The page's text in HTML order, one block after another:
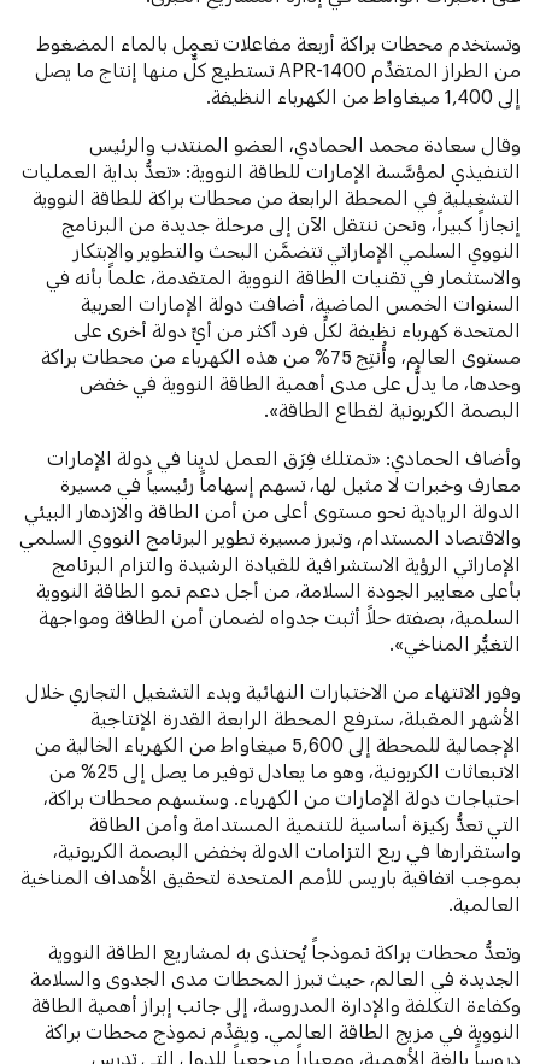
وتستخدم محطات براكة أربعة مفاعلات تعمل بالماء المضغوط
من الطراز المتقدِّم APR-1400 تستطيع كلٌّ منها إنتاج ما يصل
إلى 1,400 ميغاواط من الكهرباء النظيفة.
وقال سعادة محمد الحمادي، العضو المنتدب والرئيس
التنفيذي لمؤسَّسة الإمارات للطاقة النووية: «تعدُّ بداية العمليات
التشغيلية في المحطة الرابعة من محطات براكة للطاقة النووية
إنجازاً كبيراً، ونحن ننتقل الآن إلى مرحلة جديدة من البرنامج
النووي السلمي الإماراتي تتضمَّن البحث والتطوير والابتكار
والاستثمار في تقنيات الطاقة النووية المتقدمة، علماً بأنه في
السنوات الخمس الماضية، أضافت دولة الإمارات العربية
المتحدة كهرباء نظيفة لكلِّ فرد أكثر من أيِّ دولة أخرى على
مستوى العالم، وأُنتِج 75% من هذه الكهرباء من محطات براكة
وحدها، ما يدلُّ على مدى أهمية الطاقة النووية في خفض
البصمة الكربونية لقطاع الطاقة».
وأضاف الحمادي: «تمتلك فِرَق العمل لدينا في دولة الإمارات
معارف وخبرات لا مثيل لها، تسهم إسهاماً رئيسياً في مسيرة
الدولة الريادية نحو مستوى أعلى من أمن الطاقة والازدهار البيئي
والاقتصاد المستدام، وتبرز مسيرة تطوير البرنامج النووي السلمي
الإماراتي الرؤية الاستشرافية للقيادة الرشيدة والتزام البرنامج
بأعلى معايير الجودة السلامة، من أجل دعم نمو الطاقة النووية
السلمية، بصفته حلاً أثبت جدواه لضمان أمن الطاقة ومواجهة
التغيُّر المناخي».
وفور الانتهاء من الاختبارات النهائية وبدء التشغيل التجاري خلال
الأشهر المقبلة، سترفع المحطة الرابعة القدرة الإنتاجية
الإجمالية للمحطة إلى 5,600 ميغاواط من الكهرباء الخالية من
الانبعاثات الكربونية، وهو ما يعادل توفير ما يصل إلى 25% من
احتياجات دولة الإمارات من الكهرباء. وستسهم محطات براكة،
التي تعدُّ ركيزة أساسية للتنمية المستدامة وأمن الطاقة
واستقرارها في ربع التزامات الدولة بخفض البصمة الكربونية،
بموجب اتفاقية باريس للأمم المتحدة لتحقيق الأهداف المناخية
العالمية.
وتعدُّ محطات براكة نموذجاً يُحتذى به لمشاريع الطاقة النووية
الجديدة في العالم، حيث تبرز المحطات مدى الجدوى والسلامة
وكفاءة التكلفة والإدارة المدروسة، إلى جانب إبراز أهمية الطاقة
النووية في مزيج الطاقة العالمي. ويقدِّم نموذج محطات براكة
دروساً بالغة الأهمية، ومعياراً مرجعياً للدول التي تدرس